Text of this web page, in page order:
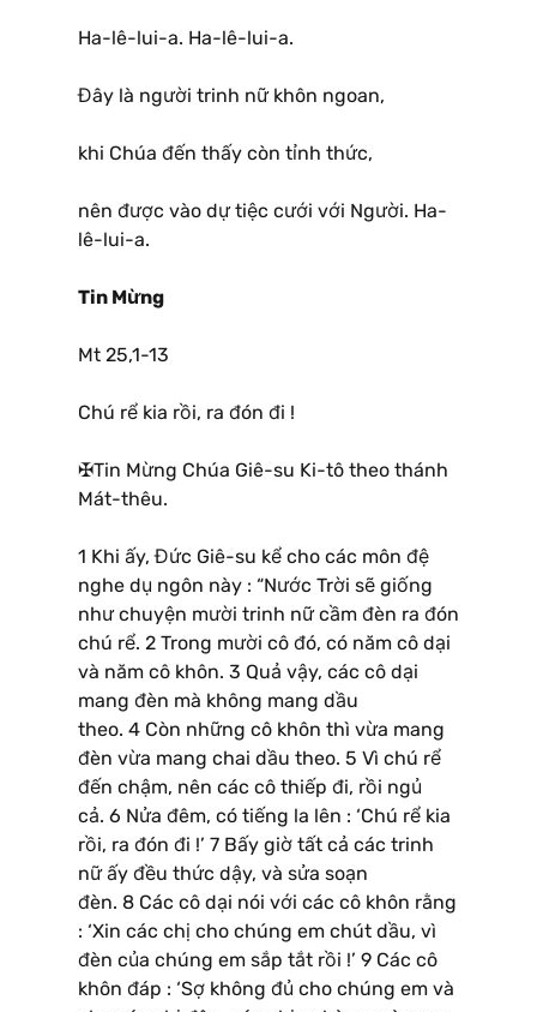
Ha-lê-lui-a. Ha-lê-lui-a.
Đây là người trinh nữ khôn ngoan,
khi Chúa đến thấy còn tỉnh thức,
nên được vào dự tiệc cưới với Người. Ha-
lê-lui-a.
Tin Mừng
Mt 25,1-13
Chú rể kia rồi, ra đón đi !
✠Tin Mừng Chúa Giê-su Ki-tô theo thánh
Mát-thêu.
1 Khi ấy, Đức Giê-su kể cho các môn đệ
nghe dụ ngôn này : “Nước Trời sẽ giống
như chuyện mười trinh nữ cầm đèn ra đón
chú rể. 2 Trong mười cô đó, có năm cô dại
và năm cô khôn. 3 Quả vậy, các cô dại
mang đèn mà không mang dầu
theo. 4 Còn những cô khôn thì vừa mang
đèn vừa mang chai dầu theo. 5 Vì chú rể
đến chậm, nên các cô thiếp đi, rồi ngủ
cả. 6 Nửa đêm, có tiếng la lên : ‘Chú rể kia
rồi, ra đón đi !’ 7 Bấy giờ tất cả các trinh
nữ ấy đều thức dậy, và sửa soạn
đèn. 8 Các cô dại nói với các cô khôn rằng
: ‘Xin các chị cho chúng em chút dầu, vì
đèn của chúng em sắp tắt rồi !’ 9 Các cô
khôn đáp : ‘Sợ không đủ cho chúng em và